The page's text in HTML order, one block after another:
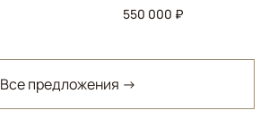
550 000 ₽
Все предложения →